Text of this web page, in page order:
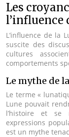
Les
l’influence
L’influence de la
suscite des
cultures
comportements
Le mythe de
Le terme «
Lune pouvait
l’histoire et se
expressions
est un mythe